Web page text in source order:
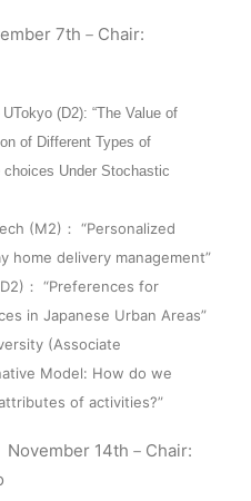
7th－Chair:
(D2): “The Value of
of Different Types of
choices Under Stochastic
(M2)： “Personalized
home delivery management”
： “Preferences for
in Japanese Urban Areas”
(Associate
Model: How do we
of activities?”
November 14th－Chair: